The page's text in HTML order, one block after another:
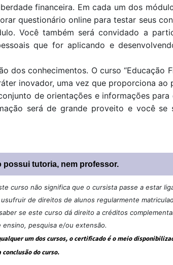
financeira. Em cada um dos
questionário online para testar seus
Você também será convidado a
que for aplicando e
dos conhecimentos. O curso “Educação
inovador, uma vez que proporciona ao
de orientações e informações para
será de grande proveito e você se
possui tutoria, nem professor.
curso não significa que o cursista passe a estar
de direitos de alunos regularmente
se este curso dá direito a créditos
pesquisa e/ou extensão.
um dos cursos, o certificado é o meio
conclusão do curso.